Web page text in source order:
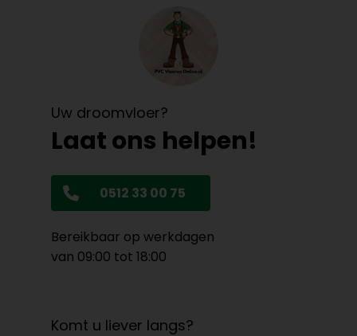
Uw droomvloer?
Laat ons helpen!
0512 33 00 75
Bereikbaar op werkdagen
van 09:00 tot 18:00
Komt u liever langs?